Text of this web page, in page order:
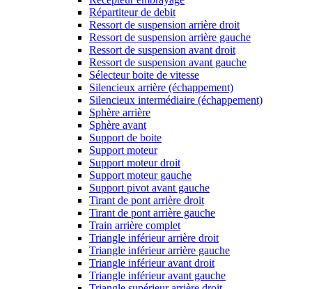
Répartiteur de debit
Ressort de suspension arrière droit
Ressort de suspension arrière gauche
Ressort de suspension avant droit
Ressort de suspension avant gauche
Sélecteur boite de vitesse
Silencieux arrière (échappement)
Silencieux intermédiaire (échappement)
Sphère arrière
Sphère avant
Support de boite
Support moteur
Support moteur droit
Support moteur gauche
Support pivot avant gauche
Tirant de pont arrière droit
Tirant de pont arrière gauche
Train arrière complet
Triangle inférieur arrière droit
Triangle inférieur arrière gauche
Triangle inférieur avant droit
Triangle inférieur avant gauche